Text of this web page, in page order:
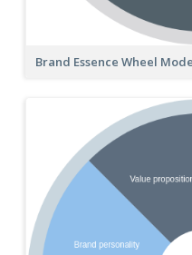
Brand Essence Wheel